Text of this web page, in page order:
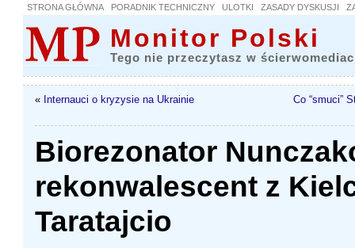
STRONA GŁÓWNA PORADNIK TECHNICZNY ULOTKI ZASADY DYSKUSJI
Monitor Polski
Tego nie przeczytasz w
« Internauci o kryzysie na Ukrainie Co “smuci”
Biorezonator
rekonwalescent z
Taratajcio